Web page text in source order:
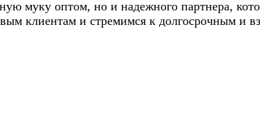
муку оптом, но и надежного партнера,
клиентам и стремимся к долгосрочным и